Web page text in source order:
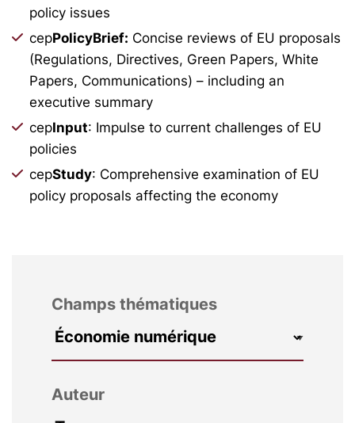
policy issues
cepPolicyBrief: Concise reviews of EU proposals
(Regulations, Directives, Green Papers, White
Papers, Communications) – including an
executive summary
cepInput: Impulse to current challenges of EU
policies
cepStudy: Comprehensive examination of EU
policy proposals affecting the economy
Champs thématiques
Auteur